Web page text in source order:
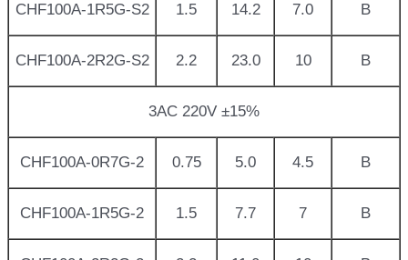
CHF100A-1R5G-S2 1.5 14.2 7.0 B
CHF100A-2R2G-S2 2.2 23.0 10 B
3AC 220V ±15%
CHF100A-0R7G-2 0.75 5.0 4.5 B
CHF100A-1R5G-2 1.5 7.7 7 B